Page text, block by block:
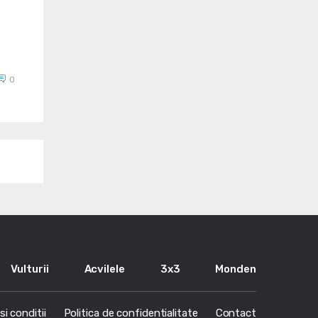
0
Vulturii Acvilele 3x3 Monden
conditii Politica de confidentialitate Contact